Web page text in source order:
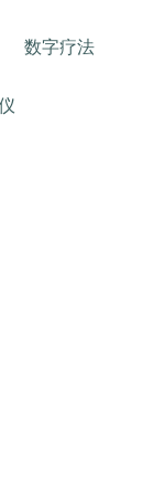
数字疗法